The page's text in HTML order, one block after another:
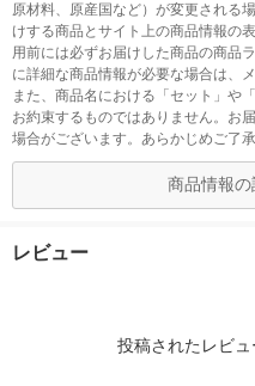
原材料、原産国など）が変更される
けする商品とサイト上の商品情報の
用前には必ずお届けした商品の商品
に詳細な商品情報が必要な場合は、
また、商品名における「セット」や
お約束するものではありません。お
場合がございます。あらかじめご了承
商品情報
レビュー
投稿されたレビュ